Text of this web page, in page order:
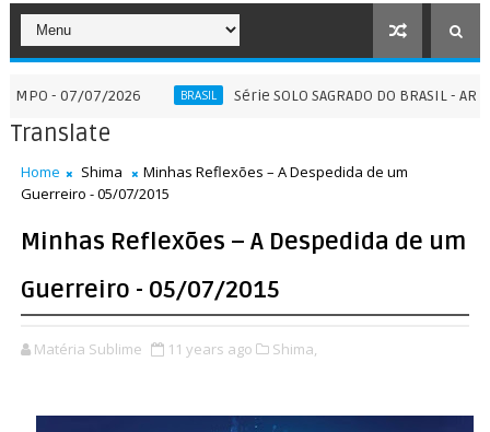
07/07/2026 BRASIL Série SOLO SAGRADO DO BRASIL - ARTIGO
Translate
Home Shima
Minhas Reflexões – A Despedida de um
Guerreiro - 05/07/2015
Minhas Reflexões – A Despedida de um
Guerreiro - 05/07/2015
Matéria Sublime 11 years ago Shima,